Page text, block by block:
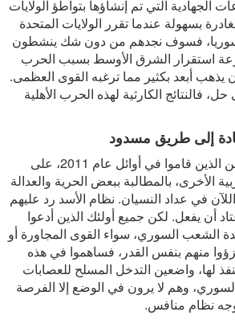
الجهادية التي تم إنشاؤها بتواطؤ الولايات
بسهولة عندما تقرر الولايات المتحدة
سوريا، فسوف نجدهم من دون شك ينشطون
استقرار الشرق الأوسط بسبب الحرب
يذهب أبعد بكثير مما ترغبه القوى العظمى.
فالنتائج الكارثية لهذه الحرب الأهلية
إلى طريق مسدود
إن المتظاهرين السوريين الذين قاموا في أوائل عام 2011، على
الأخرى، بالمطالبة ببعض الحرية والعدالة
في عداد النسيان. نظام الأسد رد عليهم
أن يفعل. لكن جميع أولئك الذين أدعوا
الشعب السوري، سواء القوى المجاورة أو
منهم بنفس القدر، فساهموا في هذه
لها، واضعين التدخل المسلح للعصابات
وهم لا يرون في الوضع إلا الفرصة
نظام منافس.